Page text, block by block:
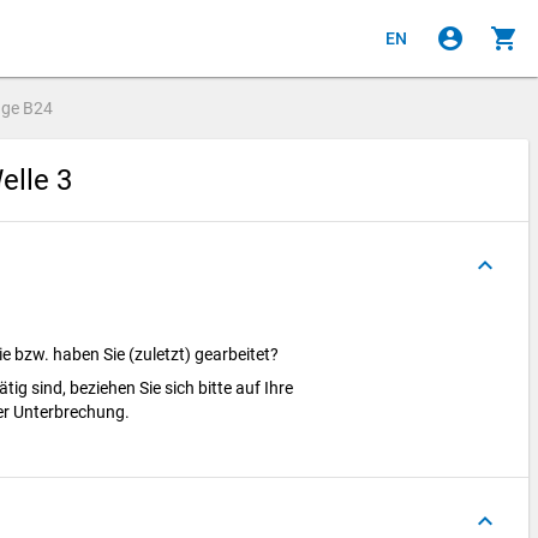
EN account_circle shopping_cart
B24
3
keyboard_arrow_up
bzw. haben Sie (zuletzt) gearbeitet?
sind, beziehen Sie sich bitte auf Ihre
Unterbrechung.
keyboard_arrow_up